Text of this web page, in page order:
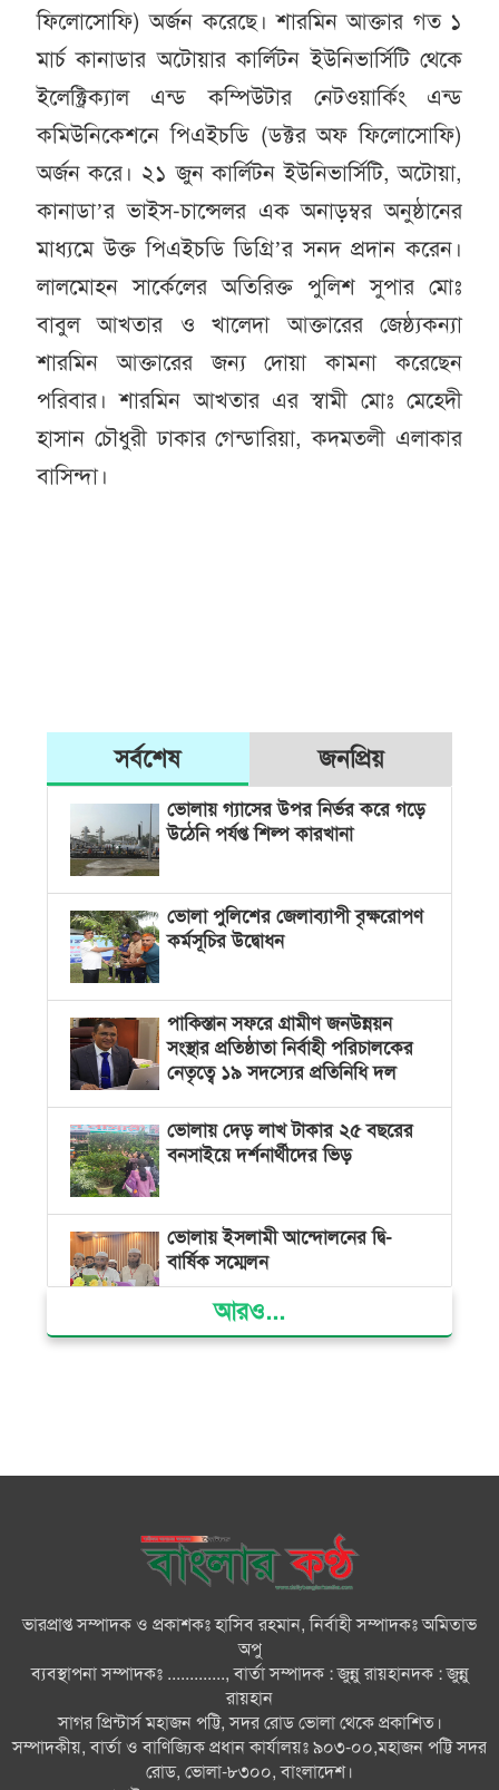
ফিলোসোফি) অর্জন করেছে। শারমিন আক্তার গত ১
মার্চ কানাডার অটোয়ার কার্লিটন ইউনিভার্সিটি থেকে
ইলেক্ট্রিক্যাল এন্ড কম্পিউটার নেটওয়ার্কিং এন্ড
কমিউনিকেশনে পিএইচডি (ডক্টর অফ ফিলোসোফি)
অর্জন করে। ২১ জুন কার্লিটন ইউনিভার্সিটি, অটোয়া,
কানাডা’র ভাইস-চান্সেলর এক অনাড়ম্বর অনুষ্ঠানের
মাধ্যমে উক্ত পিএইচডি ডিগ্রি’র সনদ প্রদান করেন।
লালমোহন সার্কেলের অতিরিক্ত পুলিশ সুপার মোঃ
বাবুল আখতার ও খালেদা আক্তারের জেষ্ঠ্যকন্যা
শারমিন আক্তারের জন্য দোয়া কামনা করেছেন
পরিবার। শারমিন আখতার এর স্বামী মোঃ মেহেদী
হাসান চৌধুরী ঢাকার গেন্ডারিয়া, কদমতলী এলাকার
বাসিন্দা।
সর্বশেষ জনপ্রিয়
ভোলায় গ্যাসের উপর নির্ভর করে গড়ে
উঠেনি পর্যপ্ত শিল্প কারখানা
ভোলা পুলিশের জেলাব্যাপী বৃক্ষরোপণ
কর্মসূচির উদ্বোধন
পাকিস্তান সফরে গ্রামীণ জনউন্নয়ন
সংস্থার প্রতিষ্ঠাতা নির্বাহী পরিচালকের
নেতৃত্বে ১৯ সদস্যের প্রতিনিধি দল
ভোলায় দেড় লাখ টাকার ২৫ বছরের
বনসাইয়ে দর্শনার্থীদের ভিড়
ভোলায় ইসলামী আন্দোলনের দ্বি-
বার্ষিক সম্মেলন
ভোলার দুই তরুণের স্বপ্নের নাটক
মনপুরায় বন্ধুর স্ত্রীর গলায় ছুরি ধরে
ধর্ষণ করলো বন্ধু
ভোলায় চার মিষ্টির দোকানকে ১৮
হাজার টাকা জরিমানা
মনপুরায় পাউবোর বেড়ীবাঁধে ধ্বস
আতংকে স্থানীয় বাসিন্দারা
আরও...
ভারপ্রাপ্ত সম্পাদক ও প্রকাশকঃ হাসিব রহমান, নির্বাহী সম্পাদকঃ অমিতাভ
অপু
ব্যবস্থাপনা সম্পাদকঃ ............., বার্তা সম্পাদক : জুন্নু রায়হানদক : জুন্নু
রায়হান
সাগর প্রিন্টার্স মহাজন পট্টি, সদর রোড ভোলা থেকে প্রকাশিত।
সম্পাদকীয়, বার্তা ও বাণিজ্যিক প্রধান কার্যালয়ঃ ৯০৩-০০,মহাজন পট্টি সদর
রোড, ভোলা-৮৩০০, বাংলাদেশ।